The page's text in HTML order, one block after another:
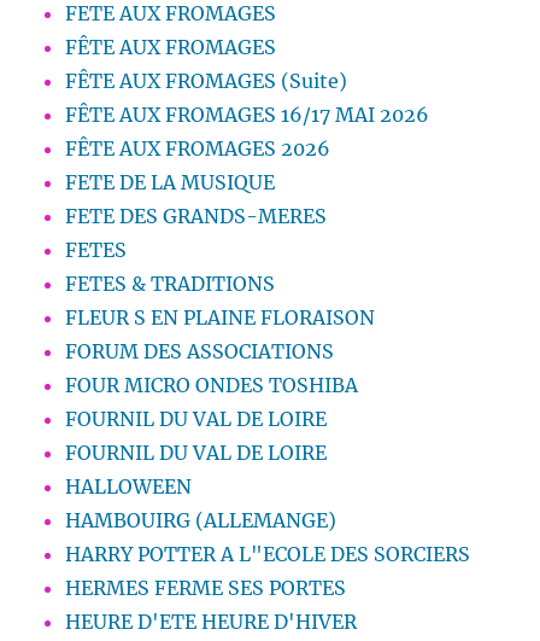
FETE AUX FROMAGES
FÊTE AUX FROMAGES
FÊTE AUX FROMAGES (Suite)
FÊTE AUX FROMAGES 16/17 MAI 2026
FÊTE AUX FROMAGES 2026
FETE DE LA MUSIQUE
FETE DES GRANDS-MERES
FETES
FETES & TRADITIONS
FLEUR S EN PLAINE FLORAISON
FORUM DES ASSOCIATIONS
FOUR MICRO ONDES TOSHIBA
FOURNIL DU VAL DE LOIRE
FOURNIL DU VAL DE LOIRE
HALLOWEEN
HAMBOUIRG (ALLEMANGE)
HARRY POTTER A L"ECOLE DES SORCIERS
HERMES FERME SES PORTES
HEURE D'ETE HEURE D'HIVER